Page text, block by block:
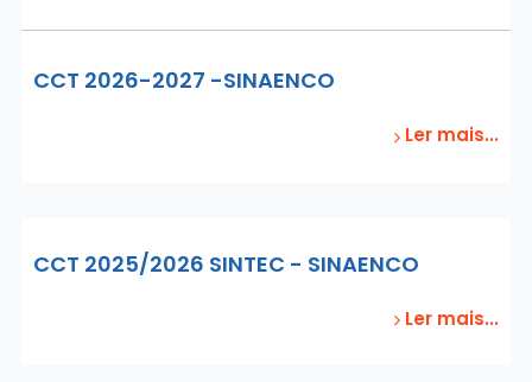
CCT 2026-2027 -SINAENCO
Ler mais...
CCT 2025/2026 SINTEC - SINAENCO
Ler mais...